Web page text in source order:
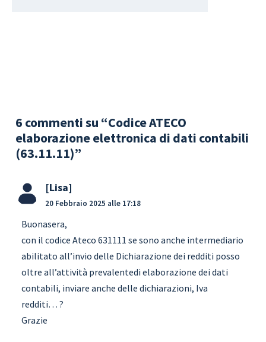
6 commenti su “Codice ATECO
elaborazione elettronica di dati contabili
(63.11.11)”
Lisa
20 Febbraio 2025 alle 17:18
Buonasera,
con il codice Ateco 631111 se sono anche intermediario
abilitato all’invio delle Dichiarazione dei redditi posso
oltre all’attività prevalentedi elaborazione dei dati
contabili, inviare anche delle dichiarazioni, Iva
redditi… ?
Grazie